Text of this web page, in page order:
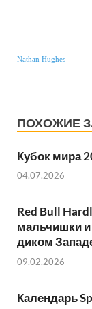
Nathan Hughes
ПОХОЖИЕ
Кубок мира
04.07.2026
Red Bull
мальчишки и
диком
09.02.2026
Календарь